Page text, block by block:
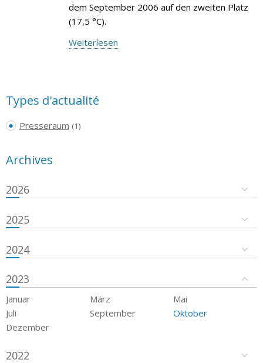
dem September 2006 auf den zweiten Platz
(17,5 °C).
Weiterlesen
Types d'actualité
Presseraum (1)
Archives
2026
2025
2024
2023
Januar März
Mai
Juli
September
Oktober
Dezember
2022